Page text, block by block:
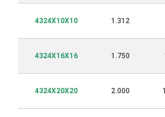
4324X10X10 1.312
4324X16X16 1.750
4324X20X20 2.000